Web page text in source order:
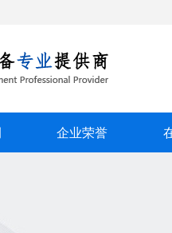
企业荣誉